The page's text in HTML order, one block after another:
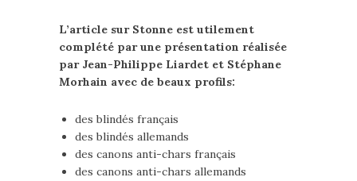
L’article sur Stonne est utilement
complété par une présentation réalisée
par Jean-Philippe Liardet et Stéphane
Morhain avec de beaux profils:
des blindés français
des blindés allemands
des canons anti-chars français
des canons anti-chars allemands